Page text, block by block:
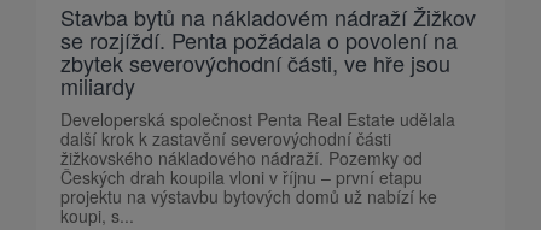
Stavba bytů na nákladovém nádraží Žižkov
se rozjíždí. Penta požádala o povolení na
zbytek severovýchodní části, ve hře jsou
miliardy
Developerská společnost Penta Real Estate udělala
další krok k zastavění severovýchodní části
žižkovského nákladového nádraží. Pozemky od
Českých drah koupila vloni v říjnu – první etapu
projektu na výstavbu bytových domů už nabízí ke
koupi, s...